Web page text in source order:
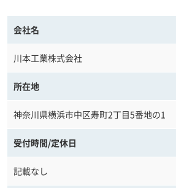
会社名
川本工業株式会社
所在地
神奈川県横浜市中区寿町2丁目5番地の1
受付時間/定休日
記載なし